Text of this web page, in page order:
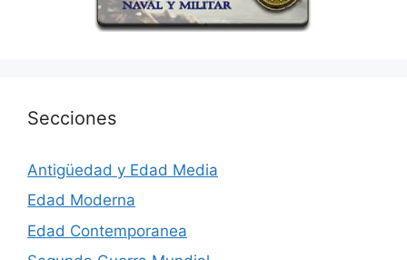
Secciones
Antigüedad y Edad Media
Edad Moderna
Edad Contemporanea